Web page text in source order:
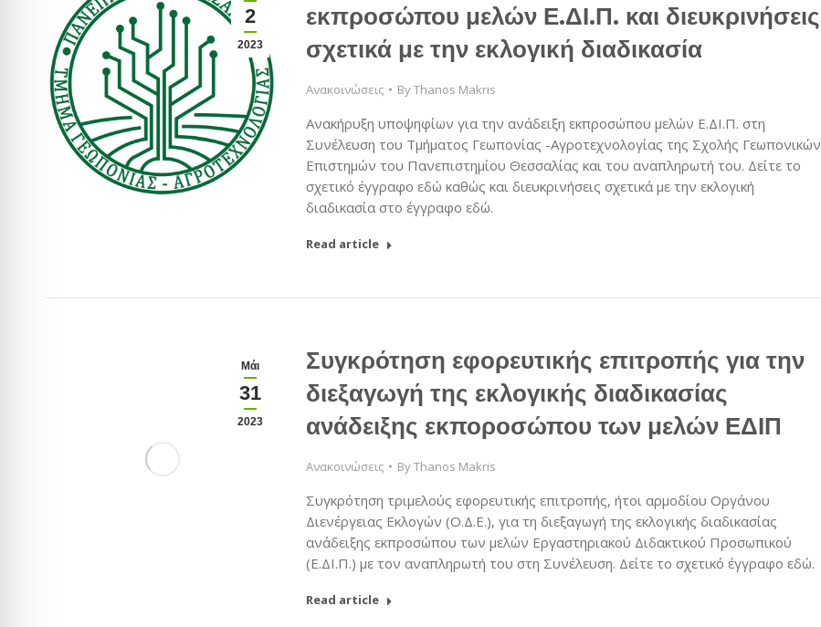
2
2023
εκπροσώπου μελών Ε.ΔΙ.Π. και διευκρινήσεις
σχετικά με την εκλογική διαδικασία
Ανακοινώσεις ByThanos Makris
Ανακήρυξη υποψηφίων για την ανάδειξη εκπροσώπου μελών Ε.ΔΙ.Π. στη
Συνέλευση του Τμήματος Γεωπονίας -Αγροτεχνολογίας της Σχολής Γεωπονικών
Επιστημών του Πανεπιστημίου Θεσσαλίας και του αναπληρωτή του. Δείτε το
σχετικό έγγραφο εδώ καθώς και διευκρινήσεις σχετικά με την εκλογική
διαδικασία στο έγγραφο εδώ.
Read article
Μάι
31
2023
Συγκρότηση εφορευτικής επιτροπής για την
διεξαγωγή της εκλογικής διαδικασίας
ανάδειξης εκποροσώπου των μελών ΕΔΙΠ
Ανακοινώσεις ByThanos Makris
Συγκρότηση τριμελούς εφορευτικής επιτροπής, ήτοι αρμοδίου Οργάνου
Διενέργειας Εκλογών (Ο.Δ.Ε.), για τη διεξαγωγή της εκλογικής διαδικασίας
ανάδειξης εκπροσώπου των μελών Εργαστηριακού Διδακτικού Προσωπικού
(Ε.ΔΙ.Π.) με τον αναπληρωτή του στη Συνέλευση. Δείτε το σχετικό έγγραφο εδώ.
Read article